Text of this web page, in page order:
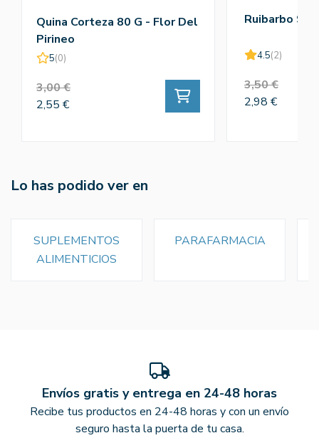
Quina Corteza 80 G - Flor Del
Pirineo
5(0)
3,00 €
2,55 €
Ruibarbo 90g
4.5(2)
3,50 €
2,98 €
Lo has podido ver en
SUPLEMENTOS
ALIMENTICIOS
PARAFARMACIA
Envíos gratis y entrega en 24-48 horas
Recibe tus productos en 24-48 horas y con un envío
seguro hasta la puerta de tu casa.